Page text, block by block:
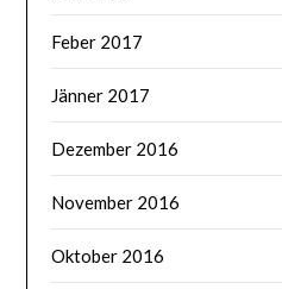
Feber 2017
Jänner 2017
Dezember 2016
November 2016
Oktober 2016